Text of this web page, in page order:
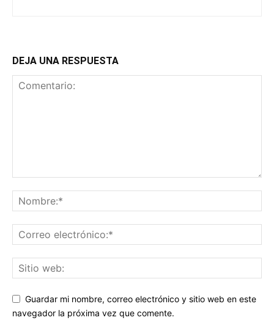
DEJA UNA RESPUESTA
Guardar mi nombre, correo electrónico y sitio web en este
navegador la próxima vez que comente.